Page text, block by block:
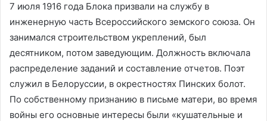
7 июля 1916 года Блока призвали на службу в
инженерную часть Всероссийского земского союза. Он
занимался строительством укреплений, был
десятником, потом заведующим. Должность включала
распределение заданий и составление отчетов. Поэт
служил в Белоруссии, в окрестностях Пинских болот.
По собственному признанию в письме матери, во время
войны его основные интересы были «кушательные и